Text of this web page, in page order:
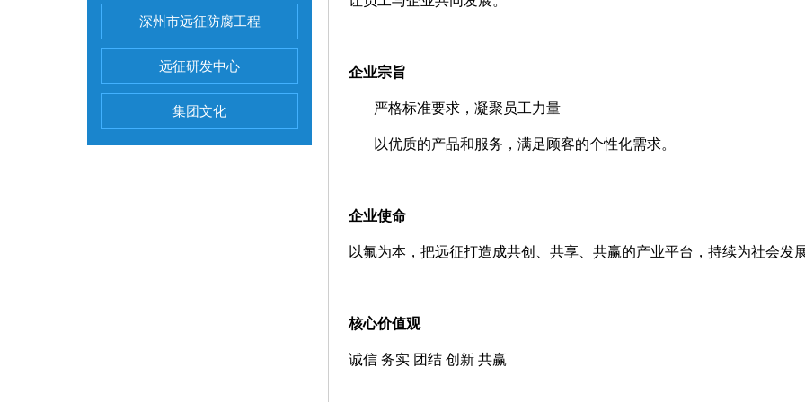
深州市远征防腐工程
远征研发中心
集团文化
企业宗旨
严格标准要求，凝聚员工力量
以优质的产品和服务，满足顾客的个性化需求。
企业使命
以氟为本，把远征打造成共创、共享、共赢的产业平台，持续为社会发
核心价值观
诚信 务实 团结 创新 共赢